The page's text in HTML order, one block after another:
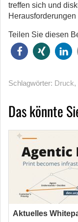
treffen sich und
Herausforderungen
Teilen Sie diesen
Schlagwörter: Druck,
Das könnte
Aktuelles